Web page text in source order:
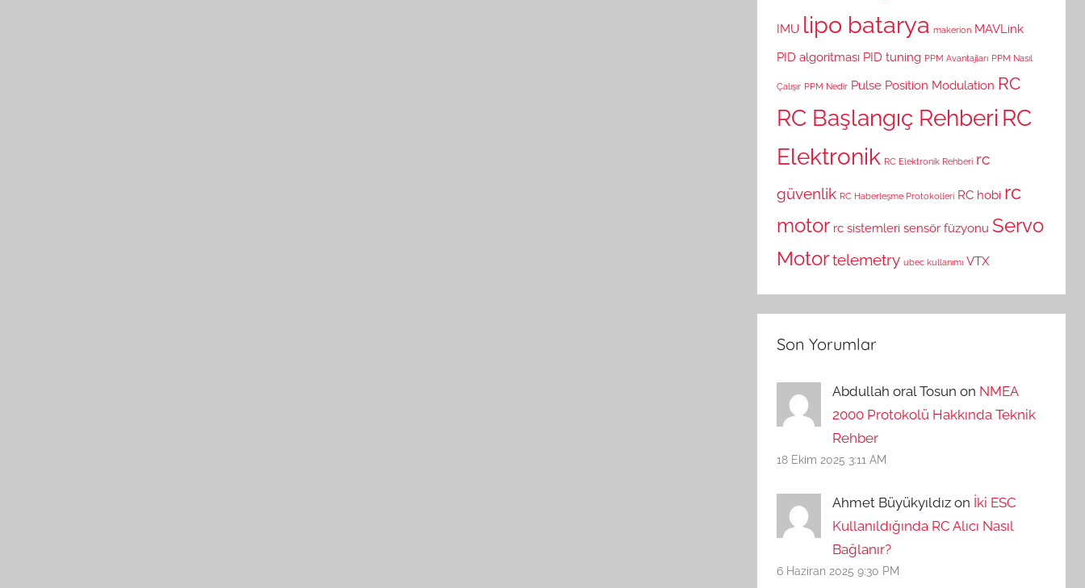
IMU lipo batarya makerion MAVLink
PID algoritması PID tuning PPM Avantajları PPM Nasıl
Çalışır PPM Nedir Pulse Position Modulation RC
RC Başlangıç Rehberi RC
Elektronik RC Elektronik Rehberi rc
güvenlik RC Haberleşme Protokolleri RC hobi rc
motor rc sistemleri sensör füzyonu Servo
Motor telemetry ubec kullanımı VTX
Son Yorumlar
Abdullah oral Tosun on NMEA
2000 Protokolü Hakkında Teknik
Rehber
18 Ekim 2025 3:11 AM
Ahmet Büyükyıldız on İki ESC
Kullanıldığında RC Alıcı Nasıl
Bağlanır?
6 Haziran 2025 9:30 PM